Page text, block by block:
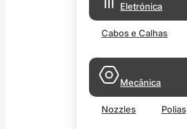
Eletrónica
Cabos e Calhas
Mecânica
Nozzles Polias